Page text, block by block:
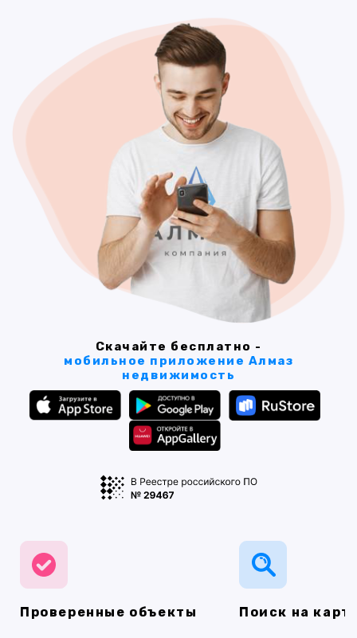
Скачайте бесплатно -
мобильное приложение Алмаз
недвижимость
Проверенные объекты Поиск на